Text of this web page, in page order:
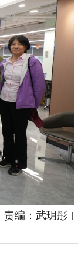
责编：武玥彤]